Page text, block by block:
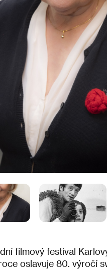
filmový festival
oslavuje 80. výročí